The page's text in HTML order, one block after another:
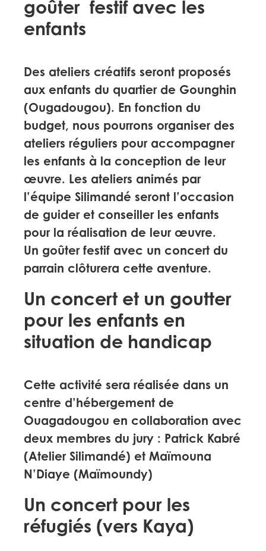
goûter festif avec les
enfants
Des ateliers créatifs seront proposés
aux enfants du quartier de Gounghin
(Ougadougou). En fonction du
budget, nous pourrons organiser des
ateliers réguliers pour accompagner
les enfants à la conception de leur
œuvre. Les ateliers animés par
l’équipe Silimandé seront l’occasion
de guider et conseiller les enfants
pour la réalisation de leur œuvre.
Un goûter festif avec un concert du
parrain clôturera cette aventure.
Un concert et un goutter
pour les enfants en
situation de handicap
Cette activité sera réalisée dans un
centre d’hébergement de
Ouagadougou en collaboration avec
deux membres du jury : Patrick Kabré
(Atelier Silimandé) et Maïmouna
N’Diaye (Maïmoundy)
Un concert pour les
réfugiés (vers Kaya)